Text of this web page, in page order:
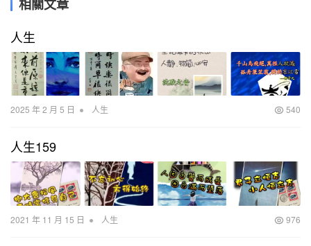
相關文章
人生
2025 年 2 月 5 日 • 人生 540
人生159
2021 年 11 月 15 日 • 人生 976